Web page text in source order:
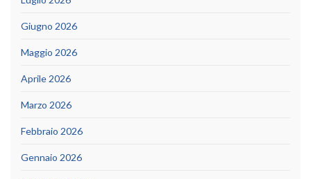
Giugno 2026
Maggio 2026
Aprile 2026
Marzo 2026
Febbraio 2026
Gennaio 2026